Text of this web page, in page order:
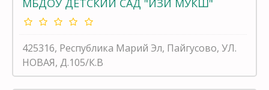
425316, Республика Марий Эл, Пайгусово, УЛ.
НОВАЯ, Д.105/К.В